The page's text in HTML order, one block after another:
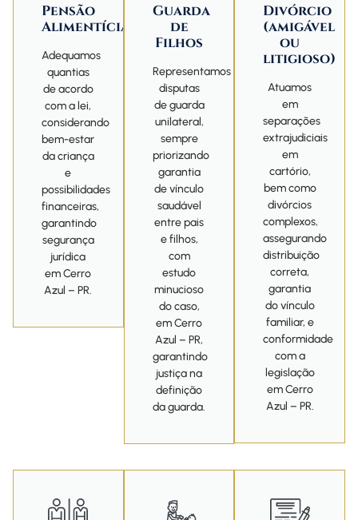
Pensão
Alimentícia
Adequamos
quantias
de acordo
com a lei,
considerando
bem-estar
da criança
e
possibilidades
financeiras,
garantindo
segurança
jurídica
em Cerro
Azul – PR.
Guarda
de
Filhos
Representamos
disputas
de guarda
unilateral,
sempre
priorizando
garantia
de vínculo
saudável
entre pais
e filhos,
com
estudo
minucioso
do caso,
em Cerro
Azul – PR,
garantindo
justiça na
definição
da guarda.
Divórcio
(amigável
ou
litigioso)
Atuamos
em
separações
extrajudiciais
em
cartório,
bem como
divórcios
complexos,
assegurando
distribuição
correta,
garantia
do vínculo
familiar, e
conformidade
com a
legislação
em Cerro
Azul – PR.